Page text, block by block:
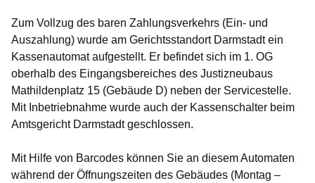
Zum Vollzug des baren Zahlungsverkehrs (Ein- und
Auszahlung) wurde am Gerichtsstandort Darmstadt ein
Kassenautomat aufgestellt. Er befindet sich im 1. OG
oberhalb des Eingangsbereiches des Justizneubaus
Mathildenplatz 15 (Gebäude D) neben der Servicestelle.
Mit Inbetriebnahme wurde auch der Kassenschalter beim
Amtsgericht Darmstadt geschlossen.
Mit Hilfe von Barcodes können Sie an diesem Automaten
während der Öffnungszeiten des Gebäudes (Montag –